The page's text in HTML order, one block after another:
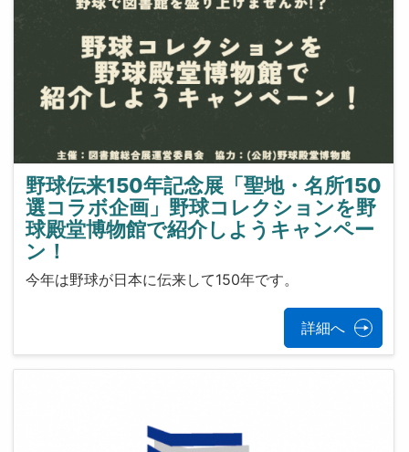
野球伝来150年記念展「聖地・名所150
選コラボ企画」野球コレクションを野
球殿堂博物館で紹介しようキャンペー
ン！
今年は野球が日本に伝来して150年です。
詳細へ